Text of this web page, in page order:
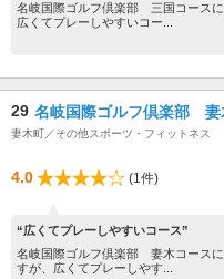
名岐国際ゴルフ倶楽部 三国コースに
広くてプレーしやすいコー...
29 名岐国際ゴルフ倶楽部 妻
妻木町／その他スポーツ・フィットネス
4.0 (1件)
“広くてプレーしやすいコース”
名岐国際ゴルフ倶楽部 妻木コース
すが、広くてプレーしやす...